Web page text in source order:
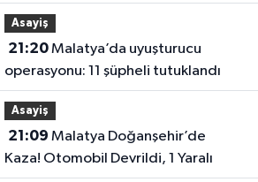
Asayiş
21:20Malatya’da uyuşturucu
operasyonu: 11 şüpheli tutuklandı
Asayiş
21:09
Kaza! Otomobil Devrildi, 1 Yaralı